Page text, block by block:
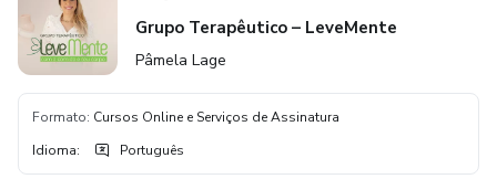
Grupo Terapêutico – LeveMente
Pâmela Lage
Formato: Cursos Online e Serviços de Assinatura
Idioma: Português